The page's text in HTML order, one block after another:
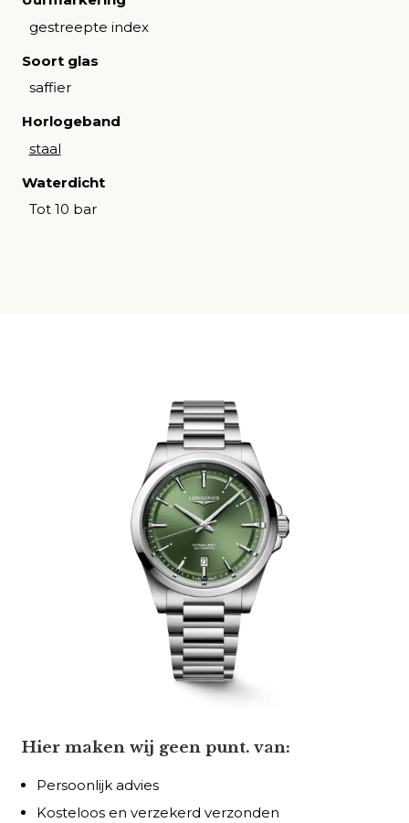
gestreepte index
Soort glas
saffier
Horlogeband
staal
Waterdicht
Tot 10 bar
Hier maken wij geen punt. van:
Persoonlijk advies
Kosteloos en verzekerd verzonden